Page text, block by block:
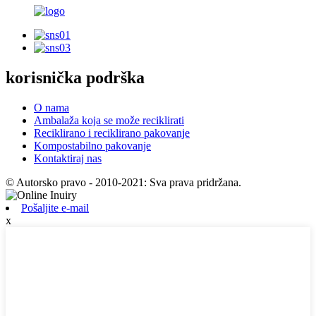
korisnička podrška
O nama
Ambalaža koja se može reciklirati
Reciklirano i reciklirano pakovanje
Kompostabilno pakovanje
Kontaktiraj nas
© Autorsko pravo - 2010-2021: Sva prava pridržana.
Pošaljite e-mail
x